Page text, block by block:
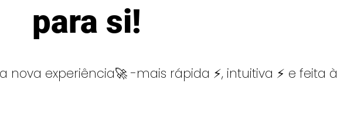
para si!
nova experiência🚀 -mais rápida ⚡, intuitiva ⚡ e feita à